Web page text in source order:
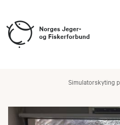
Simulatorskyting